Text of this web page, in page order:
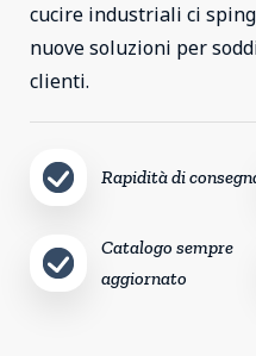
cucire industriali ci
nuove soluzioni per
clienti.
Rapidità di
Catalogo sempre
aggiornato